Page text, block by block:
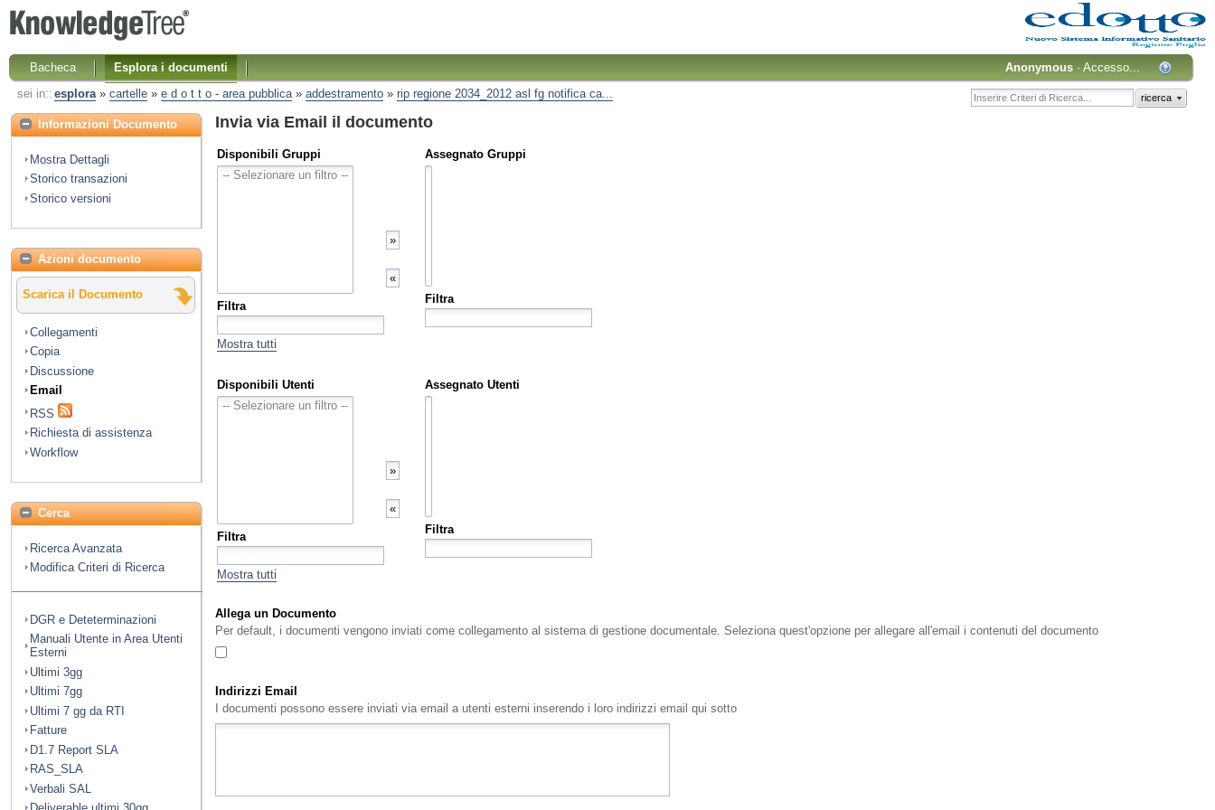
Bacheca Esplora i documenti Anonymous ·Accesso...
sei in:: esplora» cartelle» e d o t t o - area pubblica» addestramento» rip regione 2034_2012 asl fg notifica ca... ricerca
Informazioni Documento
Mostra Dettagli
Storico transazioni
Storico versioni
Azioni documento
Scarica il Documento
Collegamenti
Copia
Discussione
Email
RSS
Richiesta di assistenza
Workflow
Cerca
Ricerca Avanzata
Modifica Criteri di Ricerca
DGR e Deteterminazioni
Manuali Utente in Area Utenti
Esterni
Ultimi 3gg
Ultimi 7gg
Ultimi 7 gg da RTI
Fatture
D1.7 Report SLA
RAS_SLA
Verbali SAL
Invia via Email il documento
Disponibili Gruppi Assegnato Gruppi
Filtra
Mostra tutti
Filtra
Disponibili Utenti Assegnato Utenti
Filtra
Mostra tutti
Filtra
Allega un Documento
Per default, i documenti vengono inviati come collegamento al sistema di gestione documentale. Seleziona quest'opzione per allegare all'email i contenuti del documento
Indirizzi Email
I documenti possono essere inviati via email a utenti esterni inserendo i loro indirizzi email qui sotto